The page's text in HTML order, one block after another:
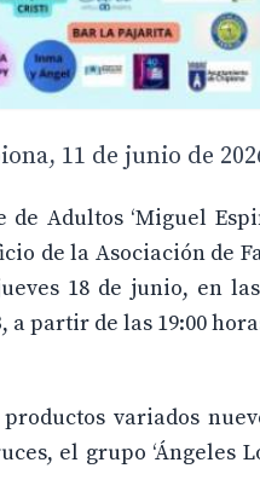
11 de junio de
de Adultos ‘Miguel
de la Asociación de
18 de junio, en
partir de las 19:00
variados
el grupo ‘Ángeles